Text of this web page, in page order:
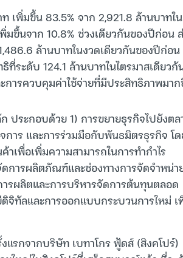
เพิ่มขึ้น 83.5% จาก 2,921.8 ล้านบาทใน
มขึ้นจาก 10.8% ช่วงเดียวกันของปีก่อน
ล้านบาทในงวดเดียวกันของปีก่อน
ระดับ 124.1 ล้านบาทในไตรมาสเดียวกั
ารควบคุมค่าใช้จ่ายที่มีประสิทธิภาพมา
ประกอบด้วย 1) การขยายธุรกิจไปยังตล
าร และการร่วมมือกับพันธมิตรธุรกิจ โ
พื่อเพิ่มความสามารถในการทำกำไร
การผลิตภัณฑ์และช่องทางการจัดจำหน่า
รผลิตและการบริหารจัดการต้นทุนตลอด
จิทัลและการออกแบบกระบวนการใหม่ เ
แรกจากบริษัท เบทาโกร ฟู้ดส์ (สิงคโปร์)